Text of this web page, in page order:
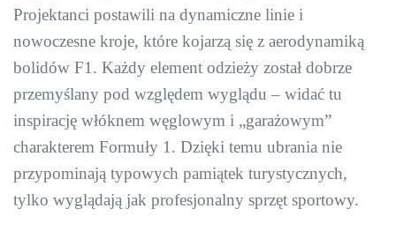
Projektanci postawili na dynamiczne linie i
nowoczesne kroje, które kojarzą się z aerodynamiką
bolidów F1. Każdy element odzieży został dobrze
przemyślany pod względem wyglądu – widać tu
inspirację włóknem węglowym i „garażowym”
charakterem Formuły 1. Dzięki temu ubrania nie
przypominają typowych pamiątek turystycznych,
tylko wyglądają jak profesjonalny sprzęt sportowy.